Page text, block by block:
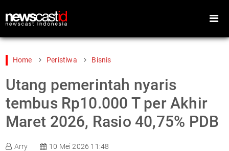
Home
Peristiwa
Teknologi
Home Peristiwa Bisnis
Utang pemerintah nyaris
tembus Rp10.000 T per Akhir
Maret 2026, Rasio 40,75% PDB
Arry 10 Mei 2026 11:48